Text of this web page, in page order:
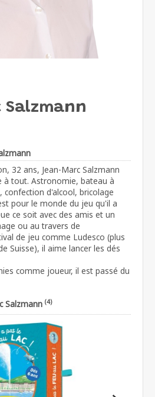
Salzmann
32 ans, Jean-Marc Salzmann
à tout. Astronomie, bateau à
confection d'alcool, bricolage
pour le monde du jeu qu'il a
ce soit avec des amis et un
ou au travers de
de jeu comme Ludesco (plus
Suisse), il aime lancer les dés
comme joueur, il est passé du
Salzmann (4)